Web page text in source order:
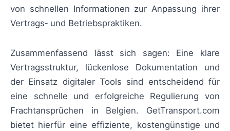
von schnellen Informationen zur Anpassung ihrer
Vertrags‑ und Betriebspraktiken.
Zusammenfassend lässt sich sagen: Eine klare
Vertragsstruktur, lückenlose Dokumentation und
der Einsatz digitaler Tools sind entscheidend für
eine schnelle und erfolgreiche Regulierung von
Frachtansprüchen in Belgien. GetTransport.com
bietet hierfür eine effiziente, kostengünstige und